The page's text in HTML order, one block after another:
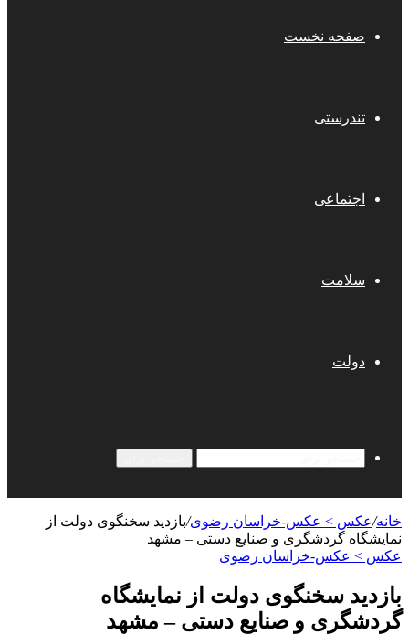
صفحه نخست
تندرستی
اجتماعی
سلامت
دولت
خانه/عکس > عکس-خراسان رضوی/بازدید سخنگوی دولت از
نمایشگاه گردشگری و صنایع دستی – مشهد
عکس > عکس-خراسان رضوی
بازدید سخنگوی دولت از نمایشگاه
گردشگری و صنایع دستی – مشهد